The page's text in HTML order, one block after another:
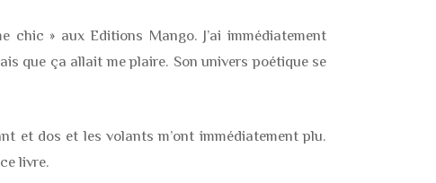
chic » aux Editions Mango. J’ai immédiatement
que ça allait me plaire. Son univers poétique se
et dos et les volants m’ont immédiatement plu.
livre.